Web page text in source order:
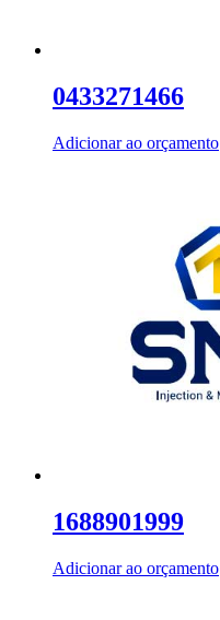
0433271466
Adicionar ao orçamento
1688901999
Adicionar ao orçamento